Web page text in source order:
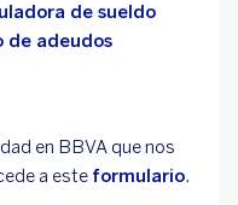
de sueldo
de adeudos
en BBVA que nos
a este formulario.